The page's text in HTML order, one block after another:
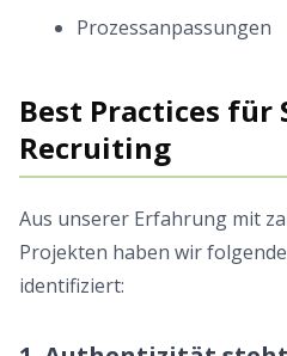
Prozessanpassungen
Best Practices für
Recruiting
Aus unserer Erfahrung mit
Projekten haben wir
identifiziert: